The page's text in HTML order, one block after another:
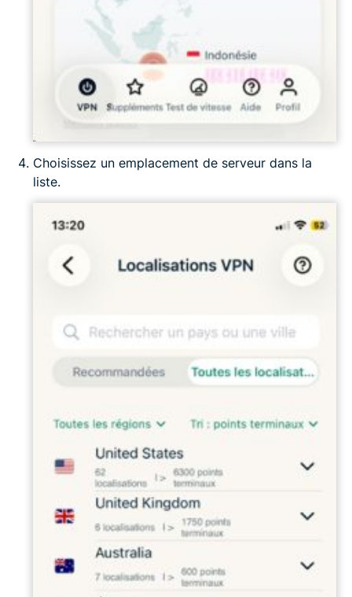
Choisissez un emplacement de serveur dans la
liste.